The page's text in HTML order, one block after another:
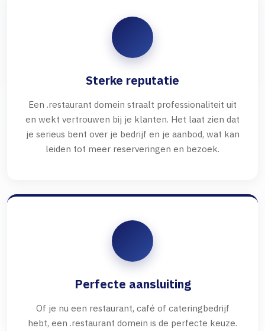
Sterke reputatie
Een .restaurant domein straalt professionaliteit uit
en wekt vertrouwen bij je klanten. Het laat zien dat
je serieus bent over je bedrijf en je aanbod, wat kan
leiden tot meer reserveringen en bezoek.
Perfecte aansluiting
Of je nu een restaurant, café of cateringbedrijf
hebt, een .restaurant domein is de perfecte keuze.